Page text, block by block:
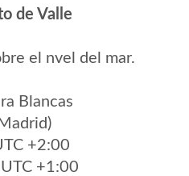
de Valle
el nvel del mar.
Blancas
+2:00
+1:00